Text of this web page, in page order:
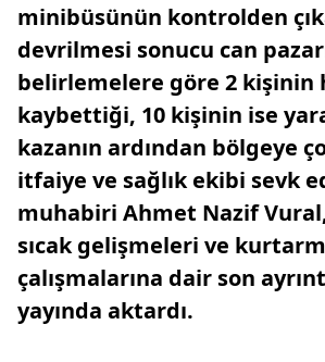
minibüsünün kontrolden
devrilmesi sonucu can
belirlemelere göre 2 kişinin
kaybettiği, 10 kişinin ise
kazanın ardından bölgeye
itfaiye ve sağlık ekibi sevk
muhabiri Ahmet Nazif
sıcak gelişmeleri ve
çalışmalarına dair son
yayında aktardı.